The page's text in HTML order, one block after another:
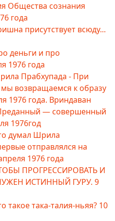
Общества сознания
года
присутствует всюду...
деньги и про
1976 года
Прабхупада - При
возвращаемся к образу
1976 года. Вриндаван
— совершенный
1976год
думал Шрила
отправлялся на
1976 года
ПРОГРЕССИРОВАТЬ И
ИСТИННЫЙ ГУРУ. 9
такое така-талия-ньяя? 10